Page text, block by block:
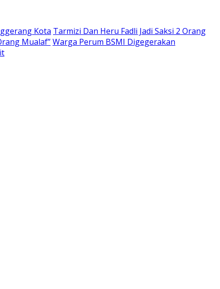
Kota Tarmizi Dan Heru Fadli Jadi Saksi 2 Orang
Mualaf”Warga Perum BSMI Digegerakan